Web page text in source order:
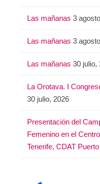
Las mañanas 3
Las mañanas 3
Las mañanas 30 julio,
La Orotava. I
30 julio, 2026
Presentación del
Femenino en el
Tenerife, CDAT